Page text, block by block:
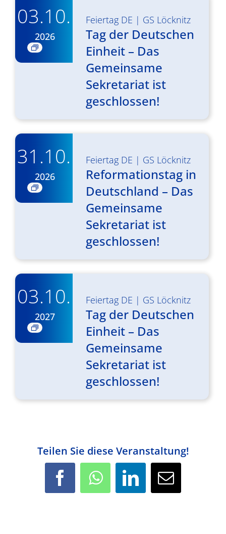
03.10.
2026
Feiertag DE | GS Löcknitz
Tag der Deutschen
Einheit – Das
Gemeinsame
Sekretariat ist
geschlossen!
31.10.
2026
Feiertag DE | GS Löcknitz
Reformationstag in
Deutschland – Das
Gemeinsame
Sekretariat ist
geschlossen!
03.10.
2027
Feiertag DE | GS Löcknitz
Tag der Deutschen
Einheit – Das
Gemeinsame
Sekretariat ist
geschlossen!
Teilen Sie diese Veranstaltung!
Facebook WhatsApp LinkedIn
E-